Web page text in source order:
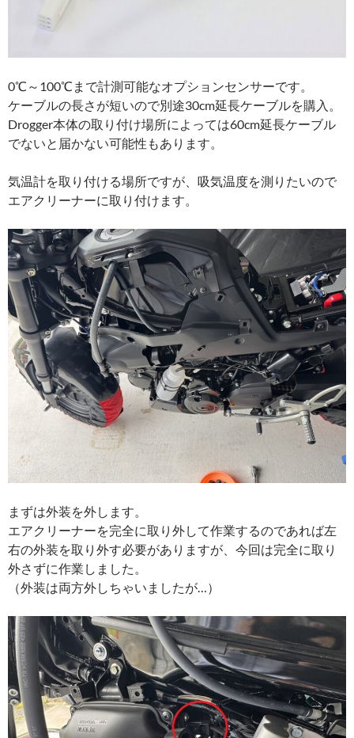
0℃～100℃まで計測可能なオプションセンサーです。
ケーブルの長さが短いので別途30cm延長ケーブルを購入。
Drogger本体の取り付け場所によっては60cm延長ケーブル
でないと届かない可能性もあります。
気温計を取り付ける場所ですが、吸気温度を測りたいので
エアクリーナーに取り付けます。
まずは外装を外します。
エアクリーナーを完全に取り外して作業するのであれば左
右の外装を取り外す必要がありますが、今回は完全に取り
外さずに作業しました。
（外装は両方外しちゃいましたが…）